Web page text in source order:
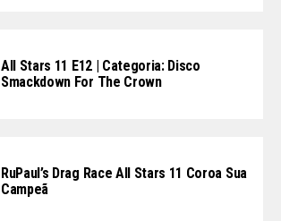
All Stars 11 E12 | Categoria: Disco
Smackdown For The Crown
RuPaul’s Drag Race All Stars 11 Coroa Sua
Campeã